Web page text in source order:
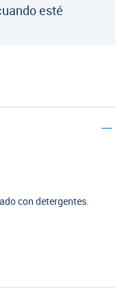
esté
con detergentes.